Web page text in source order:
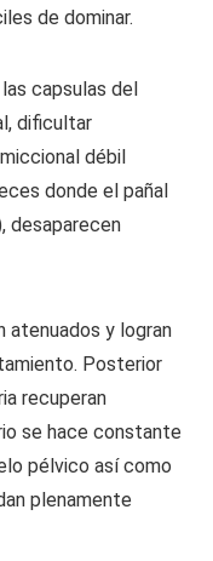
de dominar.
capsulas del
dificultar
débil
donde el pañal
desaparecen
atenuados y logran
Posterior
recuperan
se hace constante
pélvico así como
plenamente